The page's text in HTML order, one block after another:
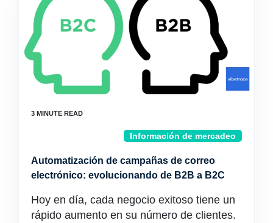
Información de mercadeo
Automatización de campañas de correo
electrónico: evolucionando de B2B a B2C
Hoy en día, cada negocio exitoso tiene un
rápido aumento en su número de clientes.